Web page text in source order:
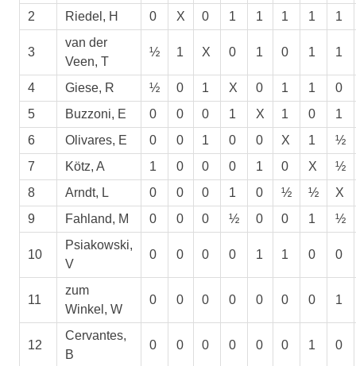
2
Riedel, H 0 X 0 1 1 1 1 1
3
van der
Veen, T
½ 1 X 0 1 0 1 1
4 Giese, R ½ 0 1 X 0 1 1
0
5
Buzzoni, E 0 0 0 1 X 1 0
1
6
Olivares, E 0 0 1 0 0 X 1
½
7
Kötz, A 1 0 0 0 1 0 X
½
8
Arndt, L 0 0 0 1 0 ½ ½
X
9
Fahland, M 0 0 0 ½ 0 0 1 ½
10
Psiakowski,
V
0 0 0 0 1 1 0 0
11
zum
Winkel, W
0 0 0 0 0 0 0 1
12
Cervantes,
B
0 0 0 0 0 0 1 0